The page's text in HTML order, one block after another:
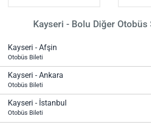
Kayseri - Bolu Diğer Otobüs
Kayseri - Afşin
Otobüs Bileti
Kayseri - Ankara
Otobüs Bileti
Kayseri - İstanbul
Otobüs Bileti